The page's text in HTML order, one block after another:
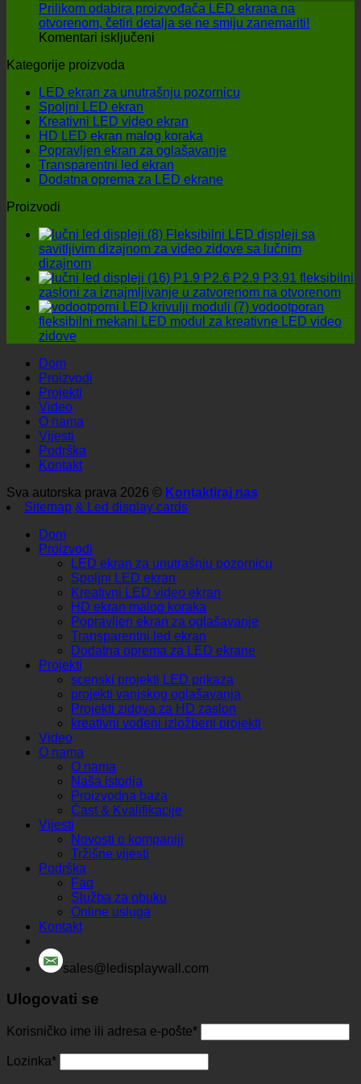
ima
na
ekrana:
Kako
Prilikom odabira proizvođača LED ekrana na
otvorenom, četiri detalja se ne smiju zanemariti!
Komentari isključeni
LED
na
otvorenom,
četiri
detalja
se
Kategorije proizvoda
LED ekran za unutrašnju pozornicu
Spoljni LED ekran
Kreativni LED video ekran
HD LED ekran malog koraka
Popravljen ekran za oglašavanje
Transparentni led ekran
Dodatna oprema za LED ekrane
Proizvodi
Fleksibilni LED displeji sa
savitljivim dizajnom za video zidove sa lučnim
dizajnom
P1.9 P2.6 P2.9 P3.91 fleksibilni
zasloni za iznajmljivanje u zatvorenom na otvorenom
vodootporan
fleksibilni mekani LED modul za kreativne LED video
zidove
Dom
Proizvodi
Projekti
Video
O nama
Vijesti
Podrška
Kontakt
Sva autorska prava 2026 © Kontaktiraj nas
Sitemap & Led display cards
Dom
Proizvodi
LED ekran za unutrašnju pozornicu
Spoljni LED ekran
Kreativni LED video ekran
HD ekran malog koraka
Popravljen ekran za oglašavanje
Transparentni led ekran
Dodatna oprema za LED ekrane
Projekti
scenski projekti LED prikaza
projekti vanjskog oglašavanja
Projekti zidova za HD zaslon
kreativni vođeni izložbeni projekti
Video
O nama
O nama
Naša istorija
Proizvodna baza
Čast & Kvalifikacije
Vijesti
Novosti o kompaniji
Tržišne vijesti
Podrška
Faq
Služba za obuku
Online usluga
Kontakt
sales@ledisplaywall.com
Ulogovati se
Korisničko ime ili adresa e-pošte*
Lozinka*